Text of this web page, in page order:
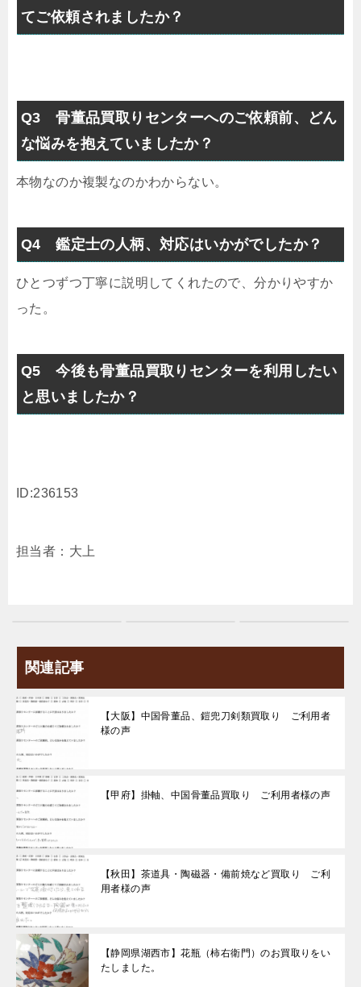
てご依頼されましたか？
Q3 骨董品買取りセンターへのご依頼前、どん
な悩みを抱えていましたか？
本物なのか複製なのかわからない。
Q4 鑑定士の人柄、対応はいかがでしたか？
ひとつずつ丁寧に説明してくれたので、分かりやすか
った。
Q5 今後も骨董品買取りセンターを利用したい
と思いましたか？
ID:236153
担当者：大上
関連記事
【大阪】中国骨董品、鎧兜刀剣類買取り ご利用者
様の声
【甲府】掛軸、中国骨董品買取り ご利用者様の声
【秋田】茶道具・陶磁器・備前焼など買取り ご利
用者様の声
【静岡県湖西市】花瓶（柿右衛門）のお買取りをい
たしました。